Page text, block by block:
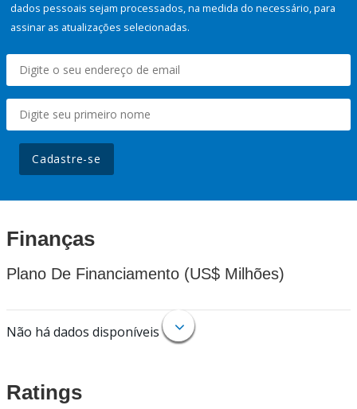
dados pessoais sejam processados, na medida do necessário, para
assinar as atualizações selecionadas.
Cadastre-se
Finanças
Plano De Financiamento (US$ Milhões)
Não há dados disponíveis
Ratings